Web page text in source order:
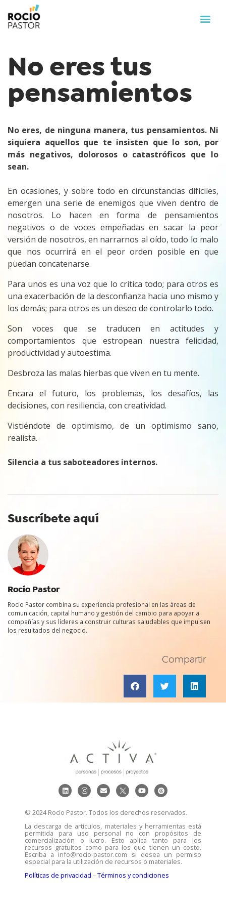
No eres tus
pensamientos
No eres, de ninguna manera, tus pensamientos. Ni
siquiera aquellos que te insisten que lo son, por
más negativos, dolorosos o catastróficos que lo
sean.
En ocasiones, y sobre todo en circunstancias difíciles,
emergen una serie de enemigos que viven dentro de
nosotros. Lo hacen en forma de pensamientos
negativos o de voces empeñadas en sacar la peor
versión de nosotros, en narrarnos al oído, todo lo malo
que nos ocurrirá en el peor orden posible en que
puedan concatenarse.
Para unos es una voz que lo critica todo; para otros es
una exacerbación de la desconfianza hacia uno mismo y
los demás; para otros es un deseo de controlarlo todo.
Son voces que se traducen en actitudes y
comportamientos que estropean nuestra felicidad,
productividad y autoestima.
Desbroza las malas hierbas que viven en tu mente.
Encara el futuro, los problemas, los desafíos, las
decisiones, con resiliencia, con creatividad.
Vistiéndote de optimismo, de un optimismo sano,
realista.
Silencia a tus saboteadores internos.
Suscríbete aquí
Rocío Pastor
Rocío Pastor combina su experiencia profesional en las áreas de
comunicación, capital humano y gestión del cambio para apoyar a
compañías y sus líderes a construir culturas saludables que impulsen
los resultados del negocio.
Compartir
© 2024 Rocío Pastor. Todos los derechos reservados.
La descarga de artículos, materiales y herramientas está
permitida para uso personal no con propósitos de
comercialización o lucro. Esto aplica tanto para los
recursos gratuitos como para los que tienen un costo.
Escriba a info@rocio-pastor.com si desea un permiso
especial para la utilización de recursos o materiales.
Políticas de privacidad –Términos y condiciones